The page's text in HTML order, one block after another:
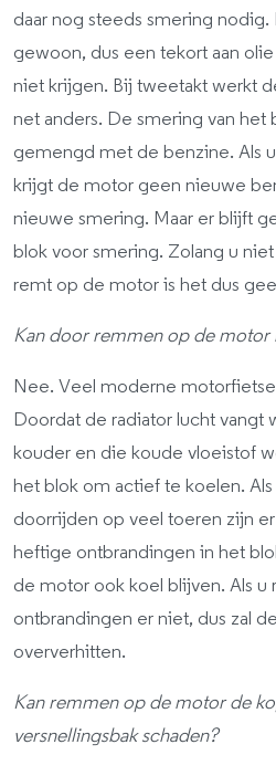
daar nog steeds smering nodig.
gewoon, dus een tekort aan
niet krijgen. Bij tweetakt werkt
net anders. De smering van het
gemengd met de benzine. Als
krijgt de motor geen nieuwe
nieuwe smering. Maar er blijft
blok voor smering. Zolang u
remt op de motor is het dus
Kan door remmen op de motor
Nee. Veel moderne
Doordat de radiator lucht vangt
kouder en die koude vloeistof
het blok om actief te koelen.
doorrijden op veel toeren zijn
heftige ontbrandingen in het
de motor ook koel blijven. Als
ontbrandingen er niet, dus zal
oververhitten.
Kan remmen op de motor de
versnellingsbak schaden?